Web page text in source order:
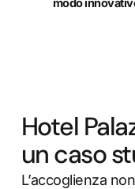
Hotel
un caso
L’accoglienza